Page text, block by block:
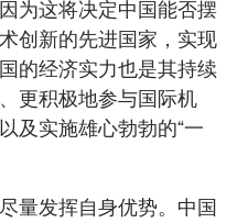
为这将决定中国能否摆
创新的先进国家，实现
的经济实力也是其持续
更积极地参与国际机
及实施雄心勃勃的“一
量发挥自身优势。中国